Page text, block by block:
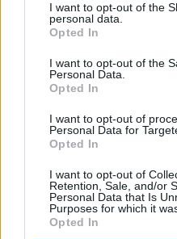
I want to opt-out of the
personal data.
Opted In
I want to opt-out of the
Personal Data.
Opted In
I want to opt-out of
Personal Data for
Opted In
I want to opt-out of
Retention, Sale, and/or
Personal Data that Is
Purposes for which it
Opted In